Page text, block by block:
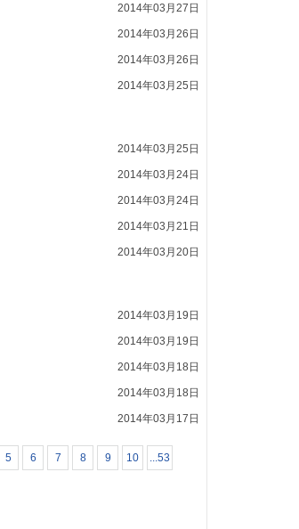
2014年03月27日
2014年03月26日
2014年03月26日
2014年03月25日
2014年03月25日
2014年03月24日
2014年03月24日
2014年03月21日
2014年03月20日
2014年03月19日
2014年03月19日
2014年03月18日
2014年03月18日
2014年03月17日
5 6 7 8 9 10 ...53